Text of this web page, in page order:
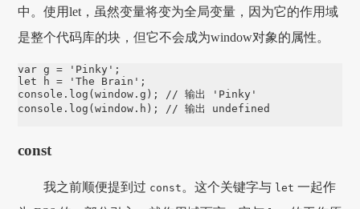
中。使用let，虽然变量将变为全局变量，因为它的作用域
是整个代码库的块，但它不会成为window对象的属性。
var g = ' Pinky '
let h = 'The Brain '
console . log (window .g ); // 输出 'Pinky'
console . log (window . h ); // 输出 undefined
const
我之前顺便提到过 const 。这个关键字与 let 一起作